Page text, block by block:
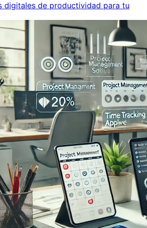
digitales de productividad para tu